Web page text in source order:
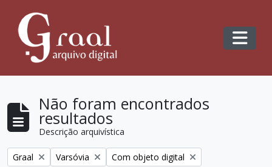
Não foram encontrados
resultados
Descrição arquivística
Remover filtro:
Graal Remover filtro:
Varsóvia Remover filtro:
Com objeto digital